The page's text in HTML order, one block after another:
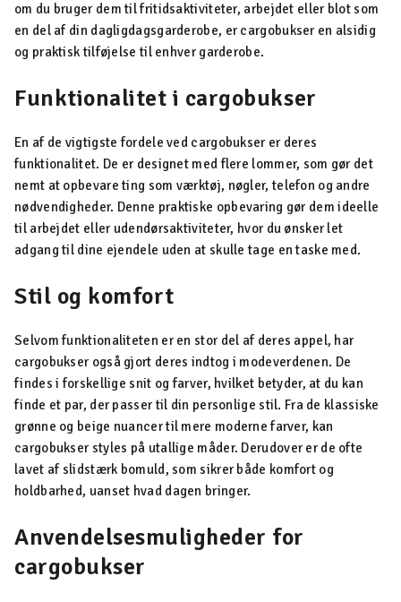
om du bruger dem til fritidsaktiviteter, arbejdet eller blot som
en del af din dagligdagsgarderobe, er cargobukser en alsidig
og praktisk tilføjelse til enhver garderobe.
Funktionalitet i cargobukser
En af de vigtigste fordele ved cargobukser er deres
funktionalitet. De er designet med flere lommer, som gør det
nemt at opbevare ting som værktøj, nøgler, telefon og andre
nødvendigheder. Denne praktiske opbevaring gør dem ideelle
til arbejdet eller udendørsaktiviteter, hvor du ønsker let
adgang til dine ejendele uden at skulle tage en taske med.
Stil og komfort
Selvom funktionaliteten er en stor del af deres appel, har
cargobukser også gjort deres indtog i modeverdenen. De
findes i forskellige snit og farver, hvilket betyder, at du kan
finde et par, der passer til din personlige stil. Fra de klassiske
grønne og beige nuancer til mere moderne farver, kan
cargobukser styles på utallige måder. Derudover er de ofte
lavet af slidstærk bomuld, som sikrer både komfort og
holdbarhed, uanset hvad dagen bringer.
Anvendelsesmuligheder for
cargobukser